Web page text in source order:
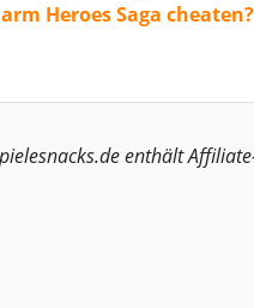
Heroes Saga cheaten?
enthält